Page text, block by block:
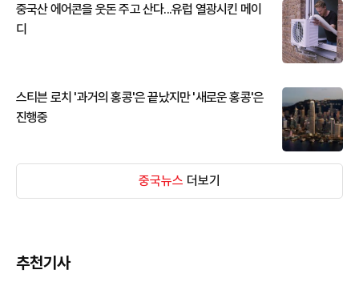
중국산 에어콘을 웃돈 주고 산다...유럽 열광시킨 메이
디
스티븐 로치 '과거의 홍콩'은 끝났지만 '새로운 홍콩'은
진행중
중국뉴스 더보기
추천기사